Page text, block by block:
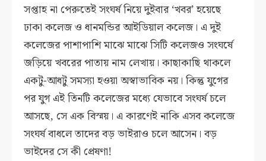
সপ্তাহ না পেরুতেই সংঘর্ষ নিয়ে দুইবার ‘খবর’ হয়েছে
ঢাকা কলেজ ও ধানমন্ডির আইডিয়াল কলেজ। এ দুই
কলেজের পাশাপাশি মাঝে মাঝে সিটি কলেজও সংঘর্ষে
জড়িয়ে খবরের পাতায় নাম লেখায়। কাছাকাছি থাকলে
একটু-আধটু সমস্যা হওয়া অস্বাভাবিক নয়। কিন্তু যুগের
পর যুগ এই তিনটি কলেজের মধ্যে যেভাবে সংঘর্ষ চলে
আসছে, সে এক বিস্ময়। এ কারণেই নাকি এসব কলেজে
সংঘর্ষ বাধলে তাদের বড় ভাইরাও চলে আসেন। বড়
ভাইদের সে কী প্রেষণা!